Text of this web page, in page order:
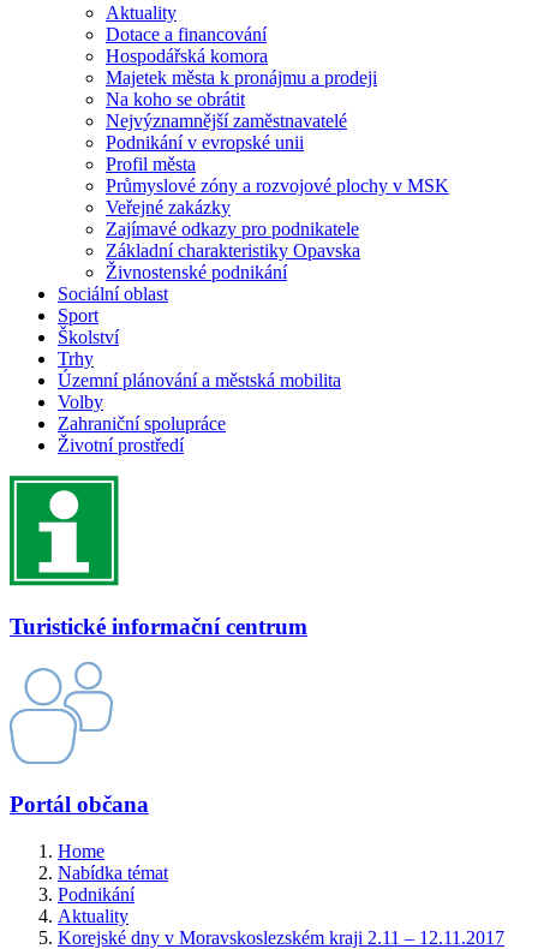
Aktuality
Dotace a financování
Hospodářská komora
Majetek města k pronájmu a prodeji
Na koho se obrátit
Nejvýznamnější zaměstnavatelé
Podnikání v evropské unii
Profil města
Průmyslové zóny a rozvojové plochy v MSK
Veřejné zakázky
Zajímavé odkazy pro podnikatele
Základní charakteristiky Opavska
Živnostenské podnikání
Sociální oblast
Sport
Školství
Trhy
Územní plánování a městská mobilita
Volby
Zahraniční spolupráce
Životní prostředí
Turistické informační centrum
Portál občana
Home
Nabídka témat
Podnikání
Aktuality
Korejské dny v Moravskoslezském kraji 2.11 – 12.11.2017